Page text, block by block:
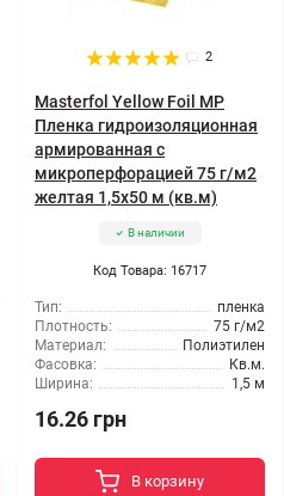
2
Masterfol Yellow Foil MP
Пленка гидроизоляционная
армированная с
микроперфорацией 75 г/м2
желтая 1,5x50 м (кв.м)
В наличии
Код Товара: 16717
Тип:
пленка
Плотность:
75 г/м2
Материал:
Полиэтилен
Фасовка:
Кв.м.
Ширина:
1,5 м
16.26 грн
В корзину